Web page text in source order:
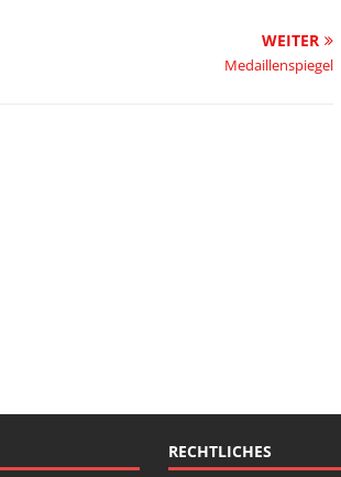
WEITER
Medaillenspiegel
RECHTLICHES